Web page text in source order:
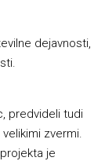
dejavnosti,
predvideli tudi
zvermi.
je